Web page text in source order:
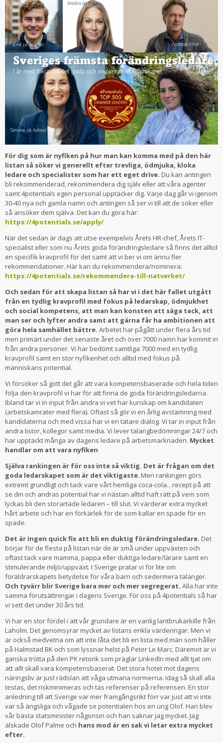
För dig som är nyfiken på hur man kan komma med på den här
listan så söker vi generellt efter trevliga, ödmjuka, kloka
ledare och specialister som har ett eget drive. Du kan antingen
bli rekommenderad, rekommendera dig själv eller att våra agenter
samt 4potentials egen personal upptäcker dig. Varje dag går vi igenom
30-40 nya och gamla namn och antingen så ser vi till att de söker eller
så ansöker dem själva. Det kan du göra här:
https://4potentials.se/apply/
När det sedan är dags att utse exempelvis Årets HR-chef, Årets IT-
specialist eller som nu Årets goda förändringsledare så finns det alltid
en specifik kravprofil för det samt att vi ber vi om ännu fler
rekommendationer. Här kan du rekommendera/nominera:
https://4potentials.se/rekommendera-till-natverket/
Och sedan för att skapa listan så har vi i det här fallet utgått
från en tydlig kravprofil med fokus på ledarskap, ödmjukhet
och social kompetens, att man kan konsten att säga tack, att
man ser och lyfter andra samt att gärna får ha ambitionen att
göra hela samhället bättre. Arbetet har pågått under flera års tid
men primärt under det senaste året och över 7000 namn har kommit in
från andra personer. Vi har bedömt samtliga 7000 med en tydlig
kravprofil samt en stor nyfikenhet och alltid med fokus på
människans potential.
Vi försöker så gott det går att vara kompetensbaserade och hela tiden
följa den kravprofil vi har för att finna de goda förändringsledarna.
Ibland tar vi in input från andra vi vet har kunskap om kandidaten
(arbetskamrater med flera). Oftast så gör vi en årlig avstämning med
kandidaterna och med vissa har vi en tätare dialog. Vi tar in input från
andra listor, kollegor samt media. Vi lever talangbedömningar 24/7 och
har upptäckt många av dagens ledare på arbetsmarknaden. Mycket
handlar om att vara nyfiken
Själva rankingen är för oss inte så viktig. Det är frågan om det
goda ledarskapet som är det viktigaste. Men rankingen görs
extremt grundligt och tack vare vårt hemliga coca-cola…recept på att
se din och andras potential har vi nästan alltid haft rätt på vem som
lyckas bli den storartade ledaren – till slut. Vi värderar extra mycket
hårt arbete och har en förkärlek för de som kallar en spade för en
spade.
Det är ingen quick fix att bli en duktig förändringsledare. Det
börjar för de flesta på listan när de är små under uppväxten och
oftast tack vare mamma, pappa eller duktiga ledare/lärare samt en
stimulerande miljö/uppväxt. I Sverige pratar vi för lite om
föräldrarskapets betydelse för våra barn och sedermera talanger.
Och tyvärr blir Sverige bara mer och mer segregerat. Alla har inte
samma förutsättningar i dagens Sverige. För oss på 4potentials så har
vi sett det under 30 års tid.
Vi har en stor fördel i att vår grundare är en vanlig lantbrukarkille från
Laholm. Det genomsyrar mycket av listans enkla värderingar. Men vi
är också medvetna om att inte låta det bli en lista med män som håller
på Halmstad BK och som lyssnar helst på Peter Le Marc. Däremot är vi
ganska trötta på den PK retorik som präglar LinkedIn med allt tjat om
att allt skall vara kompetensbaserat. Det stora hotet mot dagens
näringsliv är just rädslan att våga utmana normerna. Idag så skall alla
testas, det riskminimeras och tas referenser på referensen. En stor
anledning till att Sverige var mer framgångsrikt förr var just att vi inte
var så ängsliga och vågade se potentialen hos en ung Olof. Han blev
vår bästa statsminister någonsin och han saknar jag mycket. Jag
älskade Olof Palme och hans mod är en sak vi letar extra mycket
efter.